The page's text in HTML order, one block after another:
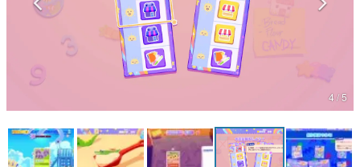
カテゴリ
特集記事
マンガ
女性向け
アプリレビュー
4 / 5